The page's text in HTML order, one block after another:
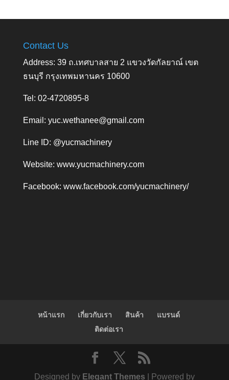
Contact Us
Address: 39 ถ.เทศบาลสาย 2 แขวงวัดกัลยาณ์ เขต
ธนบุรี กรุงเทพมหานคร 10600
Tel: 02-4720895-8
Email: yuc.wethanee@gmail.com
Line ID: @yucmachinery
Website: www.yucmachinery.com
Facebook: www.facebook.com/yucmachinery/
หน้าแรก เกี่ยวกับเรา สินค้า
แบรนด์
ติดต่อเรา
Designed by Elegant Themes | Powered by